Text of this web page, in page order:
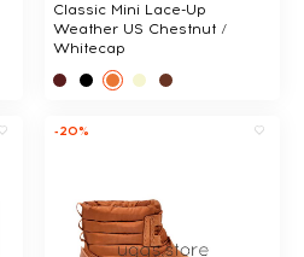
Classic Mini Lace-Up
Weather US Chestnut /
Whitecap
-20%